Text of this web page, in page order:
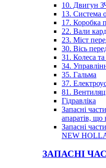
10. Двигун
13. Система
17. Коробка
22. Вали
23. Міст
30. Вісь
31. Колеса
34.
35. Гальма
37.
81.
Гідравліка
Запасні
апаратів, що
Запасні
NEW
ЗАПАСНІ